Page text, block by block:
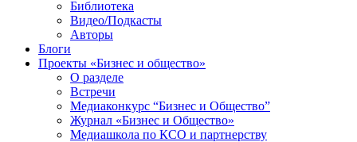
Библиотека
Видео/Подкасты
Авторы
Блоги
Проекты «Бизнес и общество»
О разделе
Встречи
Медиаконкурс “Бизнес и Общество”
Журнал «Бизнес и Общество»
Медиашкола по КСО и партнерству